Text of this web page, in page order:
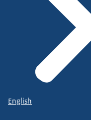
English